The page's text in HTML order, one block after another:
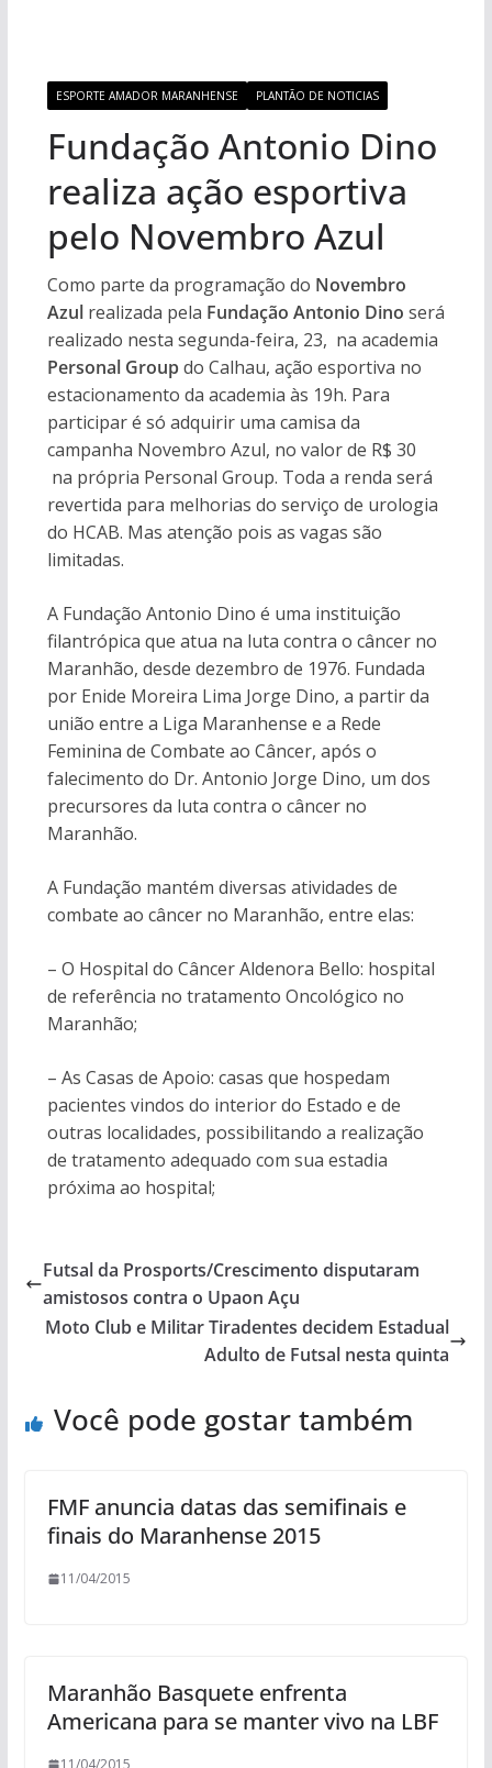
ESPORTE AMADOR MARANHENSE PLANTÃO DE NOTICIAS
Fundação Antonio Dino
realiza ação esportiva
pelo Novembro Azul
Como parte da programação do Novembro
Azulrealizada pela Fundação Antonio Dino será
realizado nesta segunda-feira, 23, na academia
Personal Groupdo Calhau, ação esportiva no
estacionamento da academia às 19h. Para
participar é só adquirir uma camisa da
campanha Novembro Azul, no valor de R$ 30
na própria Personal Group. Toda a renda será
revertida para melhorias do serviço de urologia
do HCAB. Mas atenção pois as vagas são
limitadas.
A Fundação Antonio Dino é uma instituição
filantrópica que atua na luta contra o câncer no
Maranhão, desde dezembro de 1976. Fundada
por Enide Moreira Lima Jorge Dino, a partir da
união entre a Liga Maranhense e a Rede
Feminina de Combate ao Câncer, após o
falecimento do Dr. Antonio Jorge Dino, um dos
precursores da luta contra o câncer no
Maranhão.
A Fundação mantém diversas atividades de
combate ao câncer no Maranhão, entre elas:
– O Hospital do Câncer Aldenora Bello: hospital
de referência no tratamento Oncológico no
Maranhão;
– As Casas de Apoio: casas que hospedam
pacientes vindos do interior do Estado e de
outras localidades, possibilitando a realização
de tratamento adequado com sua estadia
próxima ao hospital;
Futsal da Prosports/Crescimento disputaram
amistosos contra o Upaon Açu
Moto Club e Militar Tiradentes decidem Estadual
Adulto de Futsal nesta quinta
Você pode gostar também
FMF anuncia datas das semifinais e
finais do Maranhense 2015
11/04/2015
Maranhão Basquete enfrenta
Americana para se manter vivo na LBF
11/04/2015